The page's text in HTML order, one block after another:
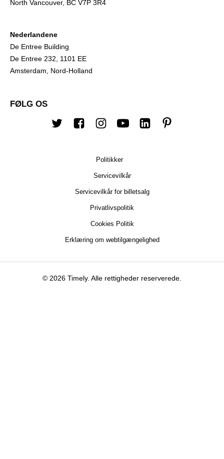
North Vancouver, BC V7P 3R4
Nederlandene
De Entree Building
De Entree 232, 1101 EE
Amsterdam, Nord-Holland
FØLG OS
TwitterFacebookInstagram
YoutubeLinkedin
Politikker
Servicevilkår
Servicevilkår for billetsalg
Privatlivspolitik
Cookies Politik
Erklæring om webtilgængelighed
© 2026 Timely. Alle rettigheder reserverede.